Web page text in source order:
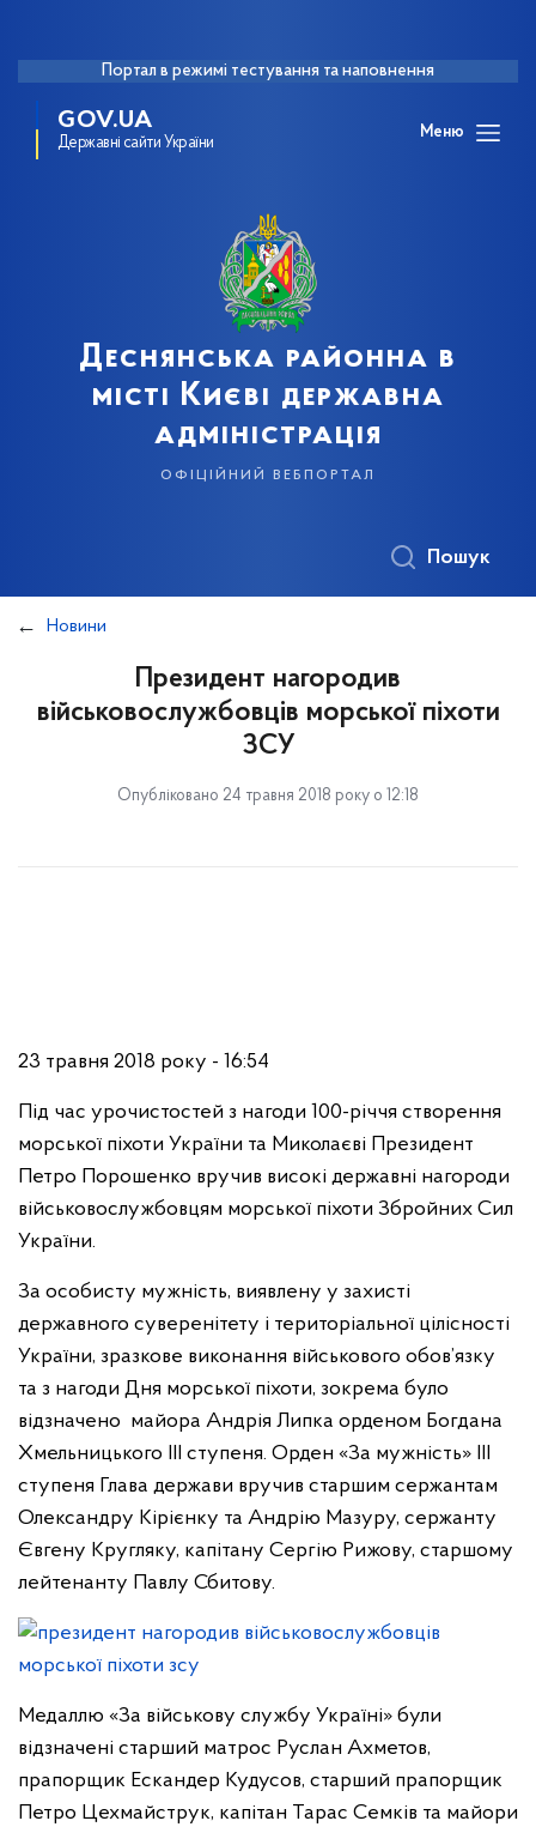
Портал в режимі тестування та наповнення
GOV.UA
Державні сайти України
Меню
Деснянська районна в
місті Києві державна
адміністрація
офіційний вебпортал
Пошук
Новини
Президент нагородив
військовослужбовців морської піхоти
ЗСУ
Опубліковано 24 травня 2018 року о 12:18
23 травня 2018 року - 16:54
Під час урочистостей з нагоди 100-річчя створення
морської піхоти України та Миколаєві Президент
Петро Порошенко вручив високі державні нагороди
військовослужбовцям морської піхоти Збройних Сил
України.
За особисту мужність, виявлену у захисті
державного суверенітету i територіальної цілісності
України, зразкове виконання військового обов’язку
та з нагоди Дня морської піхоти, зокрема було
відзначено майора Андрія Липка орденом Богдана
Хмельницького III ступеня. Орден «За мужність» ІІІ
ступеня Глава держави вручив старшим сержантам
Олександру Кірієнку та Андрію Мазуру, сержанту
Євгену Кругляку, капітану Сергію Рижову, старшому
лейтенанту Павлу Сбитову.
Медаллю «За військову службу Україні» були
відзначені старший матрос Руслан Ахметов,
прапорщик Ескандер Кудусов, старший прапорщик
Петро Цехмайструк, капітан Тарас Семків та майори